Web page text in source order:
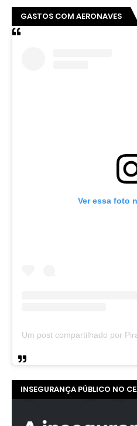
GASTOS COM AERONAVES
Ver essa foto
INSEGURANÇA PÚBLICO NO